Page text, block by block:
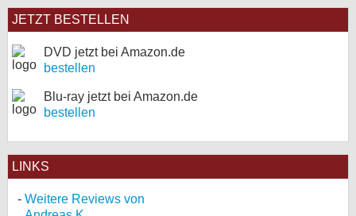
JETZT BESTELLEN
DVD jetzt bei Amazon.de
bestellen
Blu-ray jetzt bei Amazon.de
bestellen
LINKS
Weitere Reviews von